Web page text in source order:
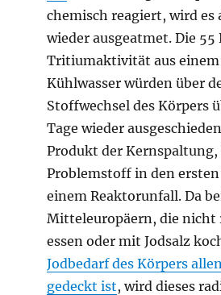
chemisch reagiert, wird es
wieder ausgeatmet. Die 55
Tritiumaktivität aus
Kühlwasser würden über
Stoffwechsel des Körpers
Tage wieder
Produkt der
Problemstoff in den ersten
einem Reaktorunfall. Da
Mitteleuropäern, die nicht
essen oder mit Jodsalz
Jodbedarf des Körpers
gedeckt ist, wird dieses